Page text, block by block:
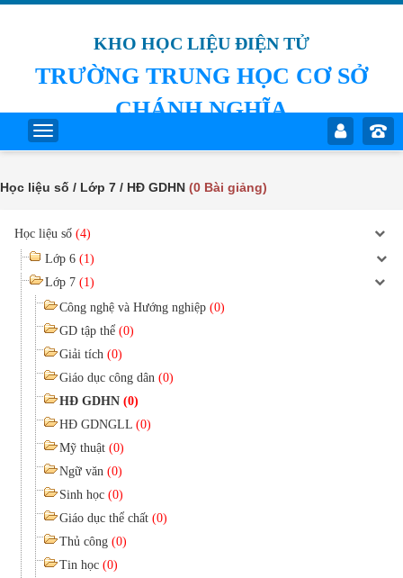
KHO HỌC LIỆU ĐIỆN TỬ
TRƯỜNG TRUNG HỌC CƠ SỞ
CHÁNH NGHĨA
Học liệu số / Lớp 7 / HĐ GDHN (0 Bài giảng)
Học liệu số (4)
Lớp 6 (1)
Lớp 7 (1)
Công nghệ và Hướng nghiệp (0)
GD tập thể (0)
Giải tích (0)
Giáo dục công dân (0)
HĐ GDHN (0)
HĐ GDNGLL (0)
Mỹ thuật (0)
Ngữ văn (0)
Sinh học (0)
Giáo dục thể chất (0)
Thủ công (0)
Tin học (0)